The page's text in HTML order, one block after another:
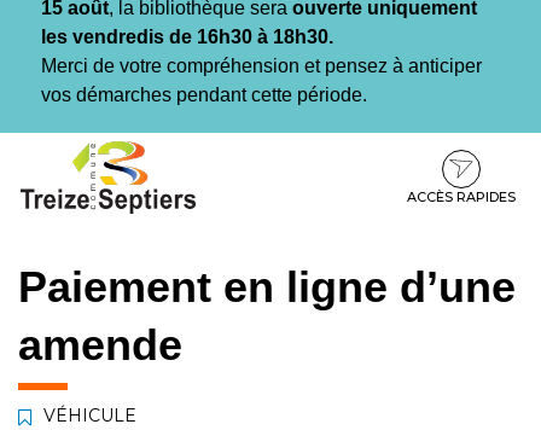
15 août, la bibliothèque sera ouverte uniquement
les vendredis de 16h30 à 18h30.
Merci de votre compréhension et pensez à anticiper
vos démarches pendant cette période.
contenu
pied
ACCÈS RAPIDES
Paiement en ligne d’une
amende
VÉHICULE